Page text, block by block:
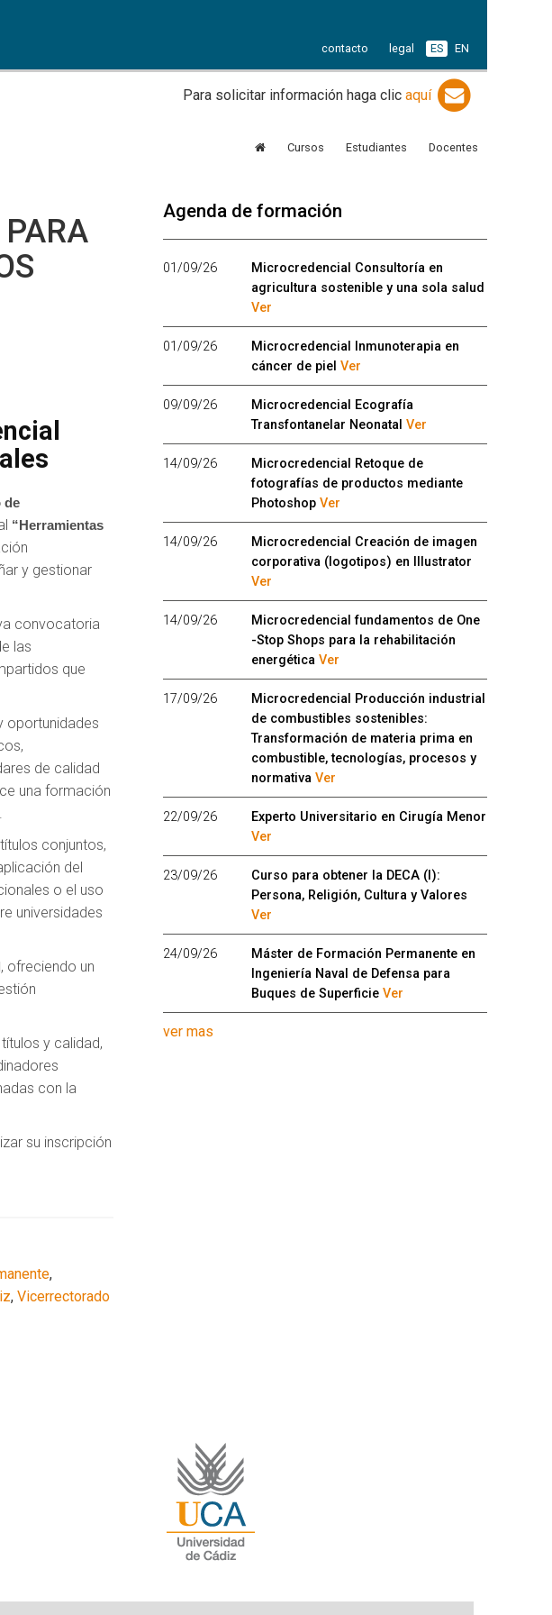
contacto legal ES EN
Para solicitar información haga clicaquí
Cursos Estudiantes Docentes
de
“Herramientas
y gestionar
convocatoria
las
que
oportunidades
de calidad
una formación
conjuntos,
del
o el uso
universidades
, ofreciendo un
y calidad,
con la
su inscripción
,
, Vicerrectorado
Agenda de formación
01/09/26
Microcredencial Consultoría en
agricultura sostenible y una sola salud
Ver
01/09/26
Microcredencial Inmunoterapia en
cáncer de piel Ver
09/09/26
Microcredencial Ecografía
Transfontanelar Neonatal Ver
14/09/26
Microcredencial Retoque de
fotografías de productos mediante
Photoshop Ver
14/09/26
Microcredencial Creación de imagen
corporativa (logotipos) en Illustrator
Ver
14/09/26
Microcredencial fundamentos de One
-Stop Shops para la rehabilitación
energética Ver
17/09/26
Microcredencial Producción industrial
de combustibles sostenibles:
Transformación de materia prima en
combustible, tecnologías, procesos y
normativa Ver
22/09/26
Experto Universitario en Cirugía Menor
Ver
23/09/26
Curso para obtener la DECA (I):
Persona, Religión, Cultura y Valores
Ver
24/09/26
Máster de Formación Permanente en
Ingeniería Naval de Defensa para
Buques de Superficie Ver
ver mas